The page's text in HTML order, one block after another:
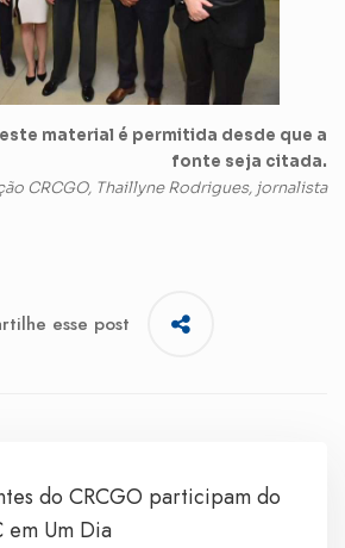
material é permitida desde que a
fonte seja citada.
CRCGO, Thaillyne Rodrigues, jornalista
esse post
do CRCGO participam do
em Um Dia